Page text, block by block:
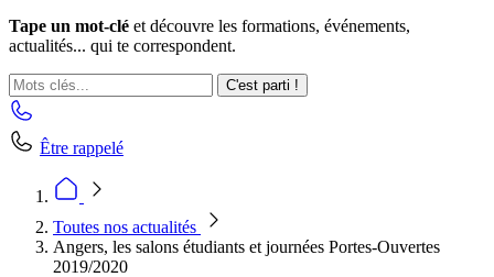
Tape un mot-clé et découvre les formations, événements,
actualités... qui te correspondent.
C'est parti !
Être rappelé
Toutes nos actualités
Angers, les salons étudiants et journées Portes-Ouvertes
2019/2020